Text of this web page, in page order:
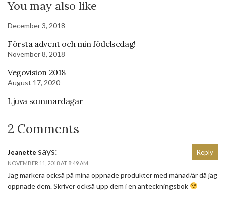
You may also like
December 3, 2018
Första advent och min födelsedag!
November 8, 2018
Vegovision 2018
August 17, 2020
Ljuva sommardagar
2 Comments
Jeanette says:
NOVEMBER 11, 2018 AT 8:49 AM
Jag markera också på mina öppnade produkter med månad/år då jag
öppnade dem. Skriver också upp dem i en anteckningsbok
Reply